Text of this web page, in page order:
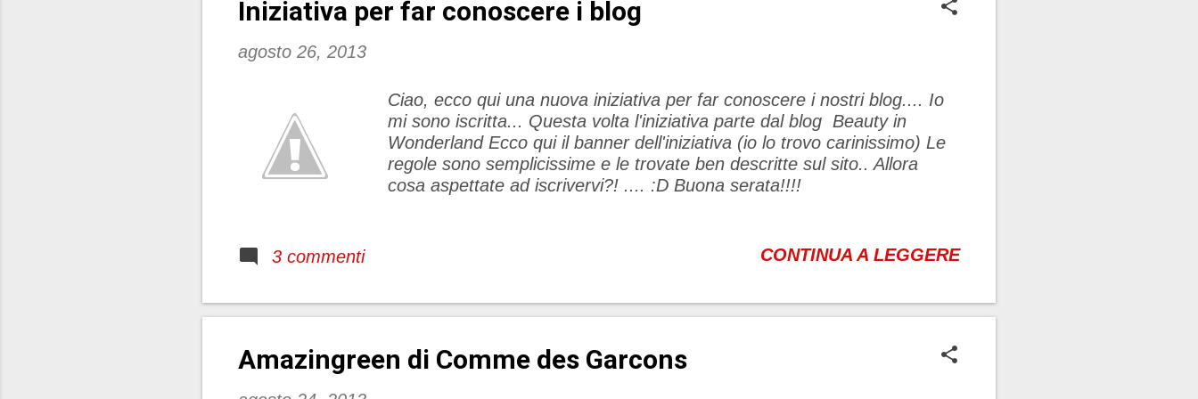
Iniziativa per far conoscere i blog
agosto 26, 2013
Ciao, ecco qui una nuova iniziativa per far conoscere i nostri blog.... Io
mi sono iscritta... Questa volta l'iniziativa parte dal blog Beauty in
Wonderland Ecco qui il banner dell'iniziativa (io lo trovo carinissimo) Le
regole sono semplicissime e le trovate ben descritte sul sito.. Allora
cosa aspettate ad iscrivervi?! .... :D Buona serata!!!!
3 commenti CONTINUA A LEGGERE
Amazingreen di Comme des Garcons